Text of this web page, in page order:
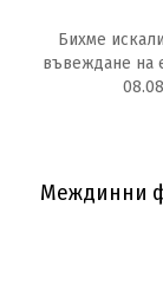
Бихме
въвеждане на
Междинни